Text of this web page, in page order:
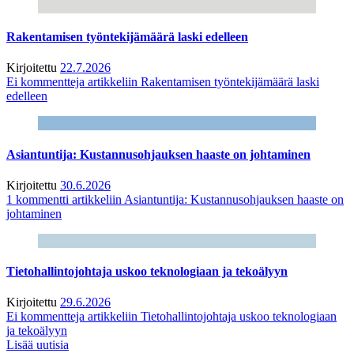
Rakentamisen työntekijämäärä laski edelleen
Kirjoitettu 22.7.2026
Ei kommentteja artikkeliin Rakentamisen työntekijämäärä laski
edelleen
Asiantuntija: Kustannusohjauksen haaste on johtaminen
Kirjoitettu 30.6.2026
1 kommentti artikkeliin Asiantuntija: Kustannusohjauksen haaste on
johtaminen
Tietohallintojohtaja uskoo teknologiaan ja tekoälyyn
Kirjoitettu 29.6.2026
Ei kommentteja artikkeliin Tietohallintojohtaja uskoo teknologiaan
ja tekoälyyn
Lisää uutisia